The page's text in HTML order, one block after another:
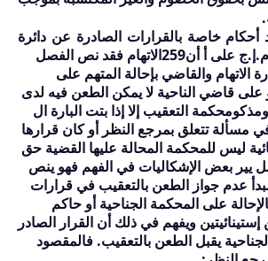
خاصة بالقرارات الصادرة عن دائرة
الاتهام فقد نص الفصل259على أ أن
الاتهام والقاضي بإحالة المتهم على
على قاضي الناحية لا يمكن الطعن فيه لدى
محكمة التعقيب إلا إذا بتت البارة المذكو
تتعلق بمرجع النظر أو كان قرارها
ليس للمحكمة المحالة عليها القضية حق
يير بعض الإشكاليات في الفهم فهو ينص
عدم جواز الطعن بالتعقيب في قرارات
على المحكمة الجناحية أو حاكم
إستينائيتين ويفهم في ذلك أن القرار الصادر
يقبل الطعن بالتعقيب. فالمقصود